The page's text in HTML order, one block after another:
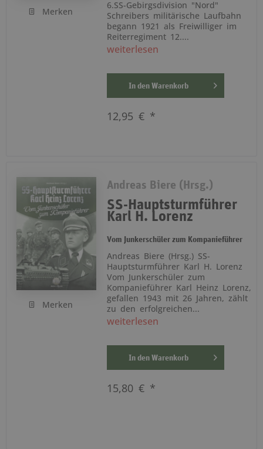
Merken
6.SS-Gebirgsdivision "Nord"
Schreibers militärische Laufbahn
begann 1921 als Freiwilliger im
Reiterregiment 12....
weiterlesen
In den Warenkorb
12,95 € *
Merken
Andreas Biere (Hrsg.)
SS-Hauptsturmführer
Karl H. Lorenz
Vom Junkerschüler zum Kompanieführer
Andreas Biere (Hrsg.) SS-
Hauptsturmführer Karl H. Lorenz
Vom Junkerschüler zum
Kompanieführer Karl Heinz Lorenz,
gefallen 1943 mit 26 Jahren, zählt
zu den erfolgreichen...
weiterlesen
In den Warenkorb
15,80 € *